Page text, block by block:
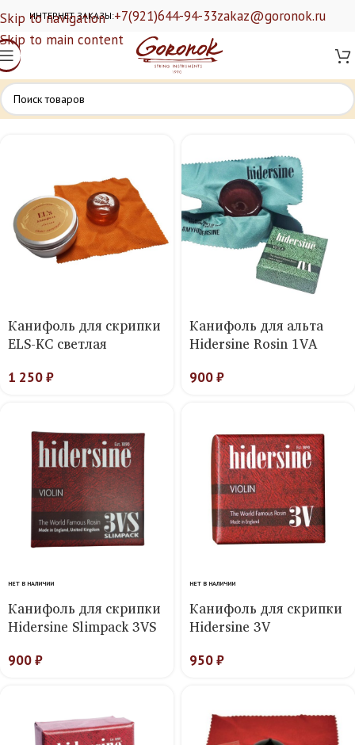
Skip to navigation
Skip to main content
ИНТЕРНЕТ ЗАКАЗЫ:+7(921)644-94-33zakaz@goronok.ru
Канифоль для скрипки
ELS-KC светлая
1 250₽
Канифоль для альта
Hidersine Rosin 1VA
900₽
НЕТ В НАЛИЧИИ
Канифоль для скрипки
Hidersine Slimpack 3VS
900₽
НЕТ В НАЛИЧИИ
Канифоль для скрипки
Hidersine 3V
950₽